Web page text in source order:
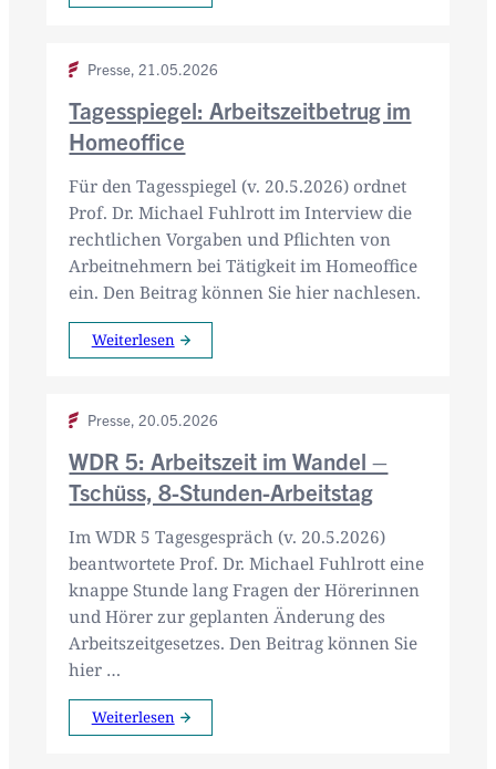
Presse, 21.05.2026
Tagesspiegel: Arbeitszeitbetrug im
Homeoffice
Für den Tagesspiegel (v. 20.5.2026) ordnet
Prof. Dr. Michael Fuhlrott im Interview die
rechtlichen Vorgaben und Pflichten von
Arbeitnehmern bei Tätigkeit im Homeoffice
ein. Den Beitrag können Sie hier nachlesen.
Weiterlesen
Presse, 20.05.2026
WDR 5: Arbeitszeit im Wandel –
Tschüss, 8-Stunden-Arbeitstag
Im WDR 5 Tagesgespräch (v. 20.5.2026)
beantwortete Prof. Dr. Michael Fuhlrott eine
knappe Stunde lang Fragen der Hörerinnen
und Hörer zur geplanten Änderung des
Arbeitszeitgesetzes. Den Beitrag können Sie
hier …
Weiterlesen